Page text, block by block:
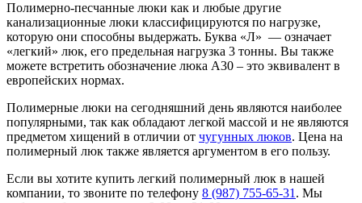
Полимерно-песчанные люки как и любые другие
канализационные люки классифицируются по нагрузке,
которую они способны выдержать. Буква «Л» — означает
«легкий» люк, его предельная нагрузка 3 тонны. Вы также
можете встретить обозначение люка А30 – это эквивалент в
европейских нормах.
Полимерные люки на сегодняшний день являются наиболее
популярными, так как обладают легкой массой и не являются
предметом хищений в отличии от чугунных люков. Цена на
полимерный люк также является аргументом в его пользу.
Если вы хотите купить легкий полимерный люк в нашей
компании, то звоните по телефону 8 (987) 755-65-31 . Мы